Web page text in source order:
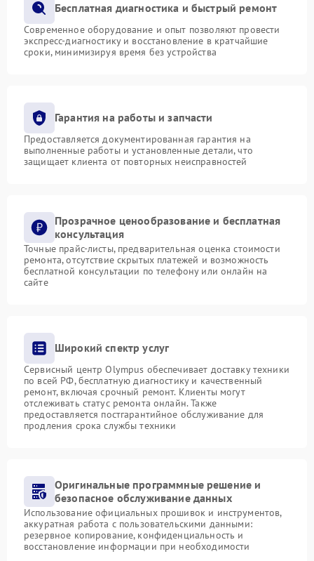
Бесплатная диагностика и быстрый ремонт
Современное оборудование и опыт позволяют провести
экспресс-диагностику и восстановление в кратчайшие
сроки, минимизируя время без устройства
Гарантия на работы и запчасти
Предоставляется документированная гарантия на
выполненные работы и установленные детали, что
защищает клиента от повторных неисправностей
Прозрачное ценообразование и бесплатная
консультация
Точные прайс-листы, предварительная оценка стоимости
ремонта, отсутствие скрытых платежей и возможность
бесплатной консультации по телефону или онлайн на
сайте
Широкий спектр услуг
Сервисный центр Olympus обеспечивает доставку техники
по всей РФ, бесплатную диагностику и качественный
ремонт, включая срочный ремонт. Клиенты могут
отслеживать статус ремонта онлайн. Также
предоставляется постгарантийное обслуживание для
продления срока службы техники
Оригинальные программные решение и
безопасное обслуживание данных
Использование официальных прошивок и инструментов,
аккуратная работа с пользовательскими данными:
резервное копирование, конфиденциальность и
восстановление информации при необходимости